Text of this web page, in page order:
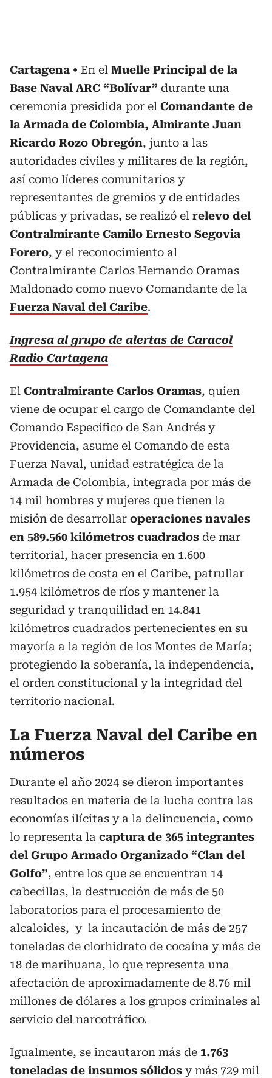
Cartagena En el Muelle Principal de la
Base Naval ARC “Bolívar” durante una
ceremonia presidida por el Comandante de
la Armada de Colombia, Almirante Juan
Ricardo Rozo Obregón, junto a las
autoridades civiles y militares de la región,
así como líderes comunitarios y
representantes de gremios y de entidades
públicas y privadas, se realizó el relevo del
Contralmirante Camilo Ernesto Segovia
Forero, y el reconocimiento al
Contralmirante Carlos Hernando Oramas
Maldonado como nuevo Comandante de la
Fuerza Naval del Caribe.
Ingresa al grupo de alertas de Caracol
Radio Cartagena
El Contralmirante Carlos Oramas, quien
viene de ocupar el cargo de Comandante del
Comando Específico de San Andrés y
Providencia, asume el Comando de esta
Fuerza Naval, unidad estratégica de la
Armada de Colombia, integrada por más de
14 mil hombres y mujeres que tienen la
misión de desarrollar operaciones navales
en 589.560 kilómetros cuadrados de mar
territorial, hacer presencia en 1.600
kilómetros de costa en el Caribe, patrullar
1.954 kilómetros de ríos y mantener la
seguridad y tranquilidad en 14.841
kilómetros cuadrados pertenecientes en su
mayoría a la región de los Montes de María;
protegiendo la soberanía, la independencia,
el orden constitucional y la integridad del
territorio nacional.
La Fuerza Naval del Caribe en
números
Durante el año 2024 se dieron importantes
resultados en materia de la lucha contra las
economías ilícitas y a la delincuencia, como
lo representa la captura de 365 integrantes
del Grupo Armado Organizado “Clan del
Golfo”, entre los que se encuentran 14
cabecillas, la destrucción de más de 50
laboratorios para el procesamiento de
alcaloides, y la incautación de más de 257
toneladas de clorhidrato de cocaína y más de
18 de marihuana, lo que representa una
afectación de aproximadamente de 8.76 mil
millones de dólares a los grupos criminales al
servicio del narcotráfico.
Igualmente, se incautaron más de 1.763
toneladas de insumos sólidos y más 729 mil